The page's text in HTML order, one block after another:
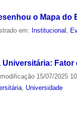
o Mapa do
em: Institucional ,
15/07/2025
Universidade